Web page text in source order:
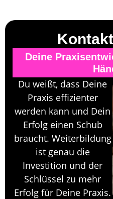
Deine
Du weißt, dass Deine
Praxis effizienter
werden kann und Dein
Erfolg einen Schub
braucht. Weiterbildung
ist genau die
Investition und der
Schlüssel zu mehr
Erfolg für Deine Praxis.